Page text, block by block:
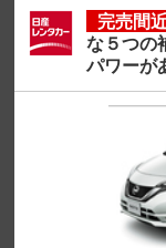
完売間
な５つの
パワーが